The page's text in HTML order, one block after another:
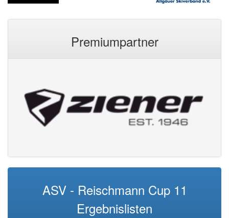
Premiumpartner
ASV - Reischmann Cup 11
Ergebnislisten